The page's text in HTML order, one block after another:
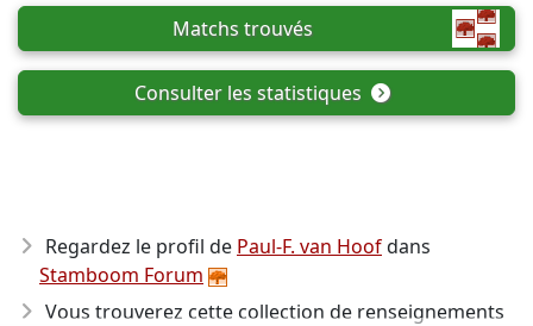
Matchs trouvés
Consulter les statistiques
Regardez le profil de Paul-F. van Hoofdans
Stamboom Forum
Vous trouverez cette collection de renseignements